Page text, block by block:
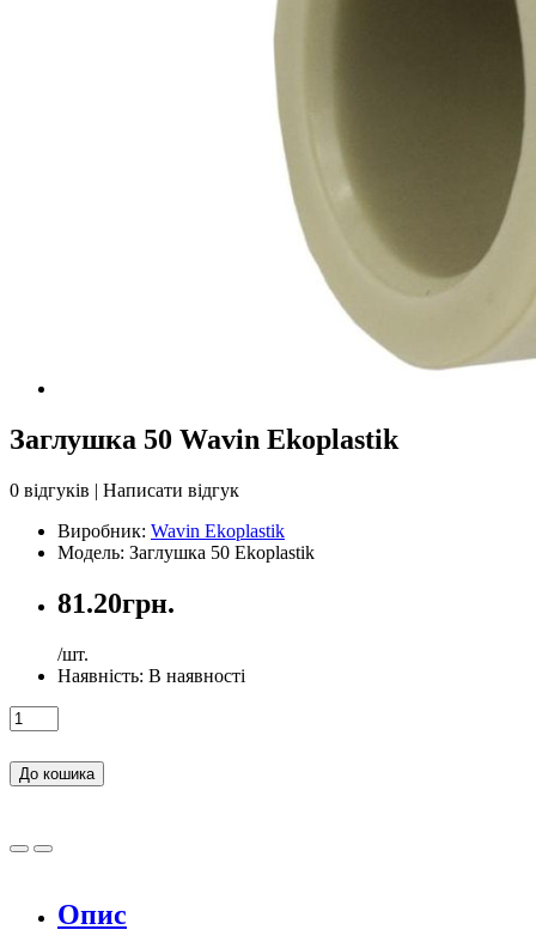
Заглушка 50 Wavin Ekoplastik
0 відгуків | Написати відгук
Виробник: Wavin Ekoplastik
Модель: Заглушка 50 Ekoplastik
81.20грн.
/шт.
Наявність: В наявності
До кошика
Опис